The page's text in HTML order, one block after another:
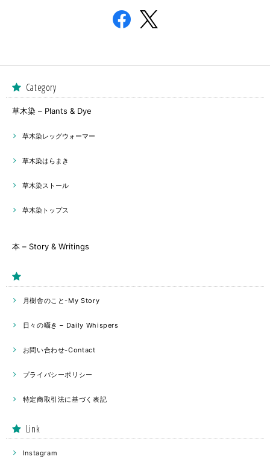
Category
草木染 – Plants & Dye
草木染レッグウォーマー
草木染はらまき
草木染ストール
草木染トップス
本 – Story & Writings
月樹舎のこと-My Story
日々の囁き – Daily Whispers
お問い合わせ-Contact
プライバシーポリシー
特定商取引法に基づく表記
Link
Instagram